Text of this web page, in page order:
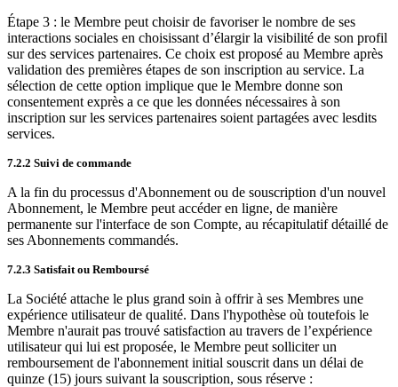
Étape 3 : le Membre peut choisir de favoriser le nombre de ses
interactions sociales en choisissant d’élargir la visibilité de son profil
sur des services partenaires. Ce choix est proposé au Membre après
validation des premières étapes de son inscription au service. La
sélection de cette option implique que le Membre donne son
consentement exprès a ce que les données nécessaires à son
inscription sur les services partenaires soient partagées avec lesdits
services.
7.2.2 Suivi de commande
A la fin du processus d'Abonnement ou de souscription d'un nouvel
Abonnement, le Membre peut accéder en ligne, de manière
permanente sur l'interface de son Compte, au récapitulatif détaillé de
ses Abonnements commandés.
7.2.3 Satisfait ou Remboursé
La Société attache le plus grand soin à offrir à ses Membres une
expérience utilisateur de qualité. Dans l'hypothèse où toutefois le
Membre n'aurait pas trouvé satisfaction au travers de l’expérience
utilisateur qui lui est proposée, le Membre peut solliciter un
remboursement de l'abonnement initial souscrit dans un délai de
quinze (15) jours suivant la souscription, sous réserve :